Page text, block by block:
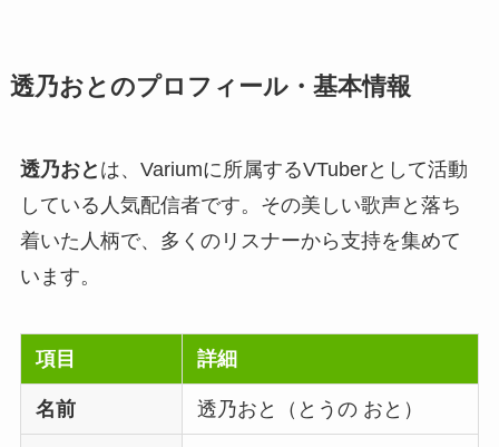
透乃おとのプロフィール・基本情報
透乃おと は、Variumに所属するVTuberとして活動
している人気配信者です。その美しい歌声と落ち
着いた人柄で、多くのリスナーから支持を集めて
います。
項目 詳細
名前 透乃おと（とうの おと）